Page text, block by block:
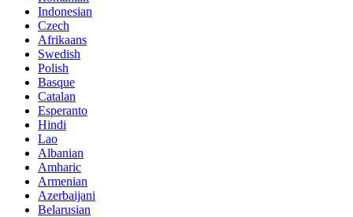
Indonesian
Czech
Afrikaans
Swedish
Polish
Basque
Catalan
Esperanto
Hindi
Lao
Albanian
Amharic
Armenian
Azerbaijani
Belarusian